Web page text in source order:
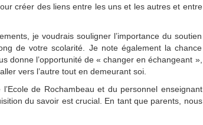
créer des liens entre les uns et les autres et entre
je voudrais souligner l’importance du soutien
de votre scolarité. Je note également la chance
donne l’opportunité de « changer en échangeant »,
vers l’autre tout en demeurant soi.
de Rochambeau et du personnel enseignant
du savoir est crucial. En tant que parents, nous